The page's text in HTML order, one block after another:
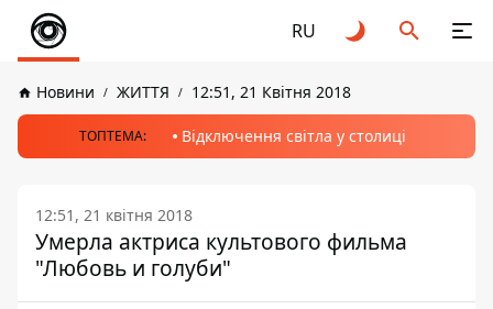
RU
Новини ЖИТТЯ 12:51, 21 Квітня 2018
ТОПТЕМА: Відключення світла у столиці
12:51, 21 квітня 2018
Умерла актриса культового фильма
"Любовь и голуби"